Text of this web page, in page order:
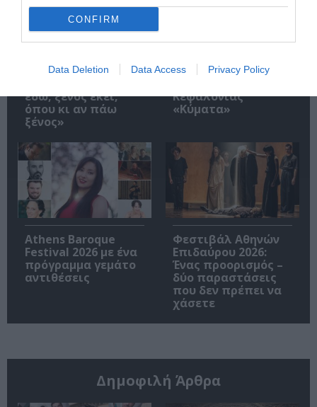
CONFIRM
Data Deletion Data Access Privacy Policy
Ντοκιμαντέρ
εδώ, ξένος εκεί,
όπου κι αν πάω
ξένος»
Διεθνές Φεστιβάλ
Κεφαλονιάς
«Κύματα»
Athens Baroque
Festival 2026 με ένα
πρόγραμμα γεμάτο
αντιθέσεις
Φεστιβάλ Αθηνών
Επιδαύρου 2026:
Ένας προορισμός –
δύο παραστάσεις
που δεν πρέπει να
χάσετε
Δημοφιλή Άρθρα